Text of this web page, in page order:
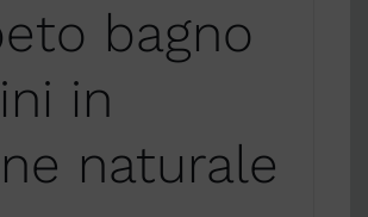
bagno
in
naturale